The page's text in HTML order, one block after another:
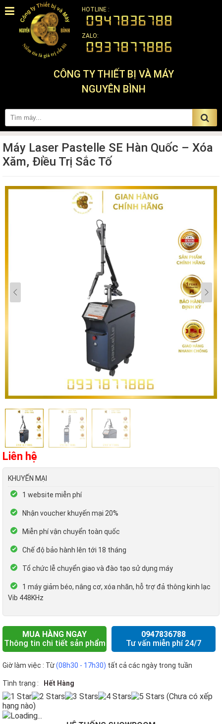
CÔNG TY THIẾT BỊ VÀ MÁY
NGUYÊN BÌNH
HOTLINE :
ZALO:
Máy Laser Pastelle SE Hàn Quốc – Xóa
Xăm, Điều Trị Sắc Tố
Liên hệ
KHUYẾN MẠI
1 website miễn phí
Nhận voucher khuyến mại 20%
Miễn phí vận chuyển toàn quốc
Chế độ bảo hành lên tới 18 tháng
Tổ chức lễ chuyển giao và đào tạo sử dụng máy
1 máy giảm béo, nâng cơ, xóa nhăn, hỗ trợ đả thông kinh lạc
Vib 448KHz
MUA HÀNG NGAY
Thông tin chi tiết sản phẩm
0947836788
Tư vấn miễn phí 24/7
Giờ làm việc : Từ(08h30 - 17h30) tất cả các ngày trong tuần
Tình trạng : Hết Hàng
(Chưa có xếp
hạng nào)
Loading...